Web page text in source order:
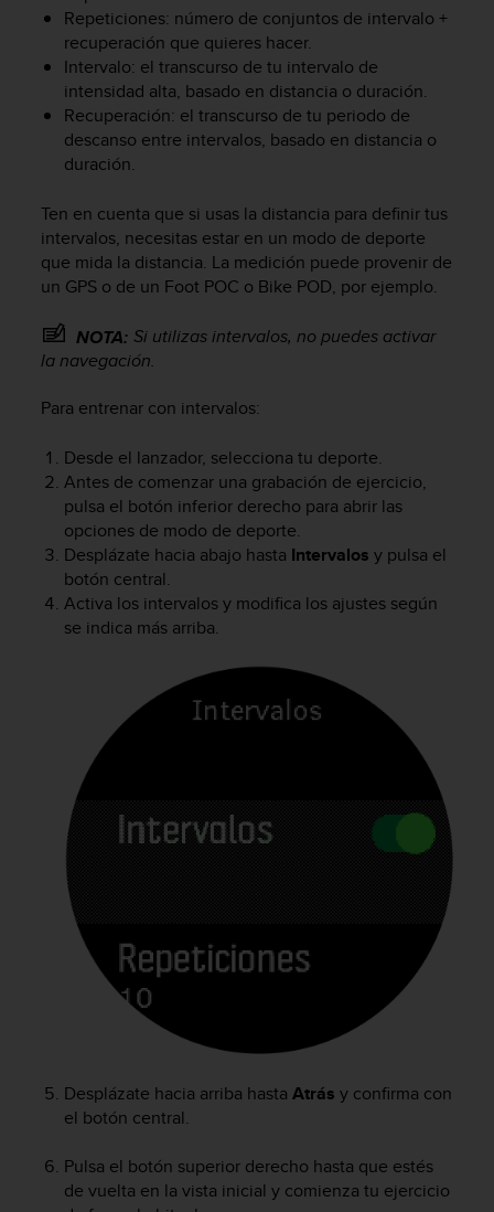
Repeticiones: número de conjuntos de intervalo +
recuperación que quieres hacer.
Intervalo: el transcurso de tu intervalo de
intensidad alta, basado en distancia o duración.
Recuperación: el transcurso de tu periodo de
descanso entre intervalos, basado en distancia o
duración.
Ten en cuenta que si usas la distancia para definir tus
intervalos, necesitas estar en un modo de deporte
que mida la distancia. La medición puede provenir de
un GPS o de un Foot POC o Bike POD, por ejemplo.
NOTA: Si utilizas intervalos, no puedes activar
la navegación.
Para entrenar con intervalos:
Desde el lanzador, selecciona tu deporte.
Antes de comenzar una grabación de ejercicio,
pulsa el botón inferior derecho para abrir las
opciones de modo de deporte.
Desplázate hacia abajo hasta Intervalos y pulsa el
botón central.
Activa los intervalos y modifica los ajustes según
se indica más arriba.
Desplázate hacia arriba hasta Atrás y confirma con
el botón central.
Pulsa el botón superior derecho hasta que estés
de vuelta en la vista inicial y comienza tu ejercicio